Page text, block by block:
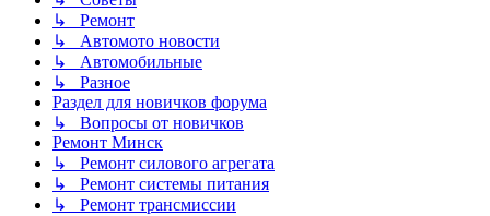
↳ Ремонт
↳ Автомото новости
↳ Автомобильные
↳ Разное
Раздел для новичков форума
↳ Вопросы от новичков
Ремонт Минск
↳ Ремонт силового агрегата
↳ Ремонт системы питания
↳ Ремонт трансмиссии